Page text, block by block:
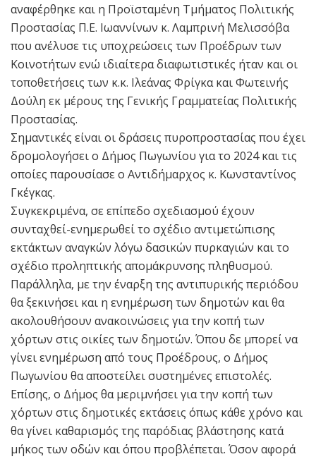
αναφέρθηκε και η Προϊσταμένη Τμήματος Πολιτικής
Προστασίας Π.Ε. Ιωαννίνων κ. Λαμπρινή Μελισσόβα
που ανέλυσε τις υποχρεώσεις των Προέδρων των
Κοινοτήτων ενώ ιδιαίτερα διαφωτιστικές ήταν και οι
τοποθετήσεις των κ.κ. Ιλεάνας Φρίγκα και Φωτεινής
Δούλη εκ μέρους της Γενικής Γραμματείας Πολιτικής
Προστασίας.
Σημαντικές είναι οι δράσεις πυροπροστασίας που έχει
δρομολογήσει ο Δήμος Πωγωνίου για το 2024 και τις
οποίες παρουσίασε ο Αντιδήμαρχος κ. Κωνσταντίνος
Γκέγκας.
Συγκεκριμένα, σε επίπεδο σχεδιασμού έχουν
συνταχθεί-ενημερωθεί το σχέδιο αντιμετώπισης
εκτάκτων αναγκών λόγω δασικών πυρκαγιών και το
σχέδιο προληπτικής απομάκρυνσης πληθυσμού.
Παράλληλα, με την έναρξη της αντιπυρικής περιόδου
θα ξεκινήσει και η ενημέρωση των δημοτών και θα
ακολουθήσουν ανακοινώσεις για την κοπή των
χόρτων στις οικίες των δημοτών. Όπου δε μπορεί να
γίνει ενημέρωση από τους Προέδρους, ο Δήμος
Πωγωνίου θα αποστείλει συστημένες επιστολές.
Επίσης, ο Δήμος θα μεριμνήσει για την κοπή των
χόρτων στις δημοτικές εκτάσεις όπως κάθε χρόνο και
θα γίνει καθαρισμός της παρόδιας βλάστησης κατά
μήκος των οδών και όπου προβλέπεται. Όσον αφορά